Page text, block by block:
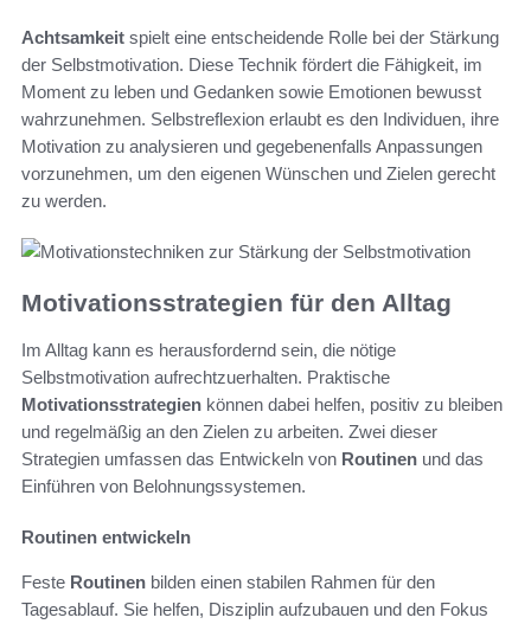
Achtsamkeit spielt eine entscheidende Rolle bei der Stärkung
der Selbstmotivation. Diese Technik fördert die Fähigkeit, im
Moment zu leben und Gedanken sowie Emotionen bewusst
wahrzunehmen. Selbstreflexion erlaubt es den Individuen, ihre
Motivation zu analysieren und gegebenenfalls Anpassungen
vorzunehmen, um den eigenen Wünschen und Zielen gerecht
zu werden.
Motivationsstrategien für den Alltag
Im Alltag kann es herausfordernd sein, die nötige
Selbstmotivation aufrechtzuerhalten. Praktische
Motivationsstrategien können dabei helfen, positiv zu bleiben
und regelmäßig an den Zielen zu arbeiten. Zwei dieser
Strategien umfassen das Entwickeln von Routinen und das
Einführen von Belohnungssystemen.
Routinen entwickeln
Feste Routinen bilden einen stabilen Rahmen für den
Tagesablauf. Sie helfen, Disziplin aufzubauen und den Fokus